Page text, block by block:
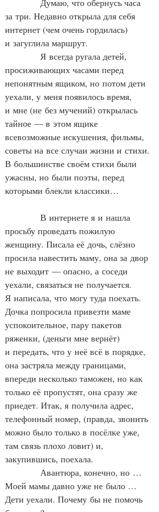
Думаю, что обернусь часа
за три. Недавно открыла для себя
интернет (чем очень гордилась)
и загуглила маршрут.
Я всегда ругала детей,
просиживающих часами перед
непонятным ящиком, но потом дети
уехали, у меня появилось время,
и мне (не без мучений) открылась
тайное — в этом ящике
всевозможные искушения, фильмы,
советы на все случаи жизни и стихи.
В большинстве своём стихи были
ужасны, но были поэты, перед
которыми блекли классики…
В интернете я и нашла
просьбу проведать пожилую
женщину. Писала её дочь, слёзно
просила навестить маму, она за двор
не выходит — опасно, а соседи
уехали, связаться не получается.
Я написала, что могу туда поехать.
Дочка попросила привезти маме
успокоительное, пару пакетов
ряженки, (деньги мне вернёт)
и передать, что у неё всё в порядке,
она застряла между границами,
впереди несколько таможен, но как
только её пропустят, она сразу же
приедет. Итак, я получила адрес,
телефонный номер, (правда, звонить
можно было только в посёлке уже,
там связь плохо ловит) и,
закупившись, поехала.
Авантюра, конечно, но …
Моей мамы давно уже не было …
Дети уехали. Почему бы не помочь